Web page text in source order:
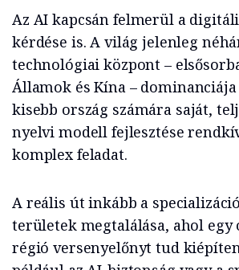
Az AI kapcsán felmerül a
kérdése is. A világ jelenleg
technológiai központ –
Államok és Kína –
kisebb ország számára saját,
nyelvi modell fejlesztése
komplex feladat.
A reális út inkább a
területek megtalálása, ahol egy
régió versenyelőnyt tud